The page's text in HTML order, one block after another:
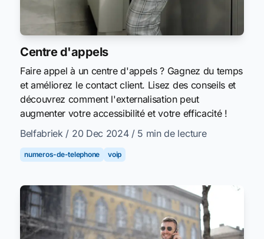
Centre d'appels
Faire appel à un centre d'appels ? Gagnez du temps
et améliorez le contact client. Lisez des conseils et
découvrez comment l'externalisation peut
augmenter votre accessibilité et votre efficacité !
Belfabriek / 20 Dec 2024 / 5 min de lecture
numeros-de-telephone voip